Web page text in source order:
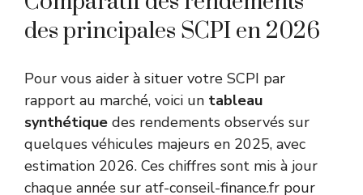
des principales SCPI en 2026
Pour vous aider à situer votre SCPI par
rapport au marché, voici un tableau
synthétique des rendements observés sur
quelques véhicules majeurs en 2025, avec
estimation 2026. Ces chiffres sont mis à jour
chaque année sur atf-conseil-finance.fr pour